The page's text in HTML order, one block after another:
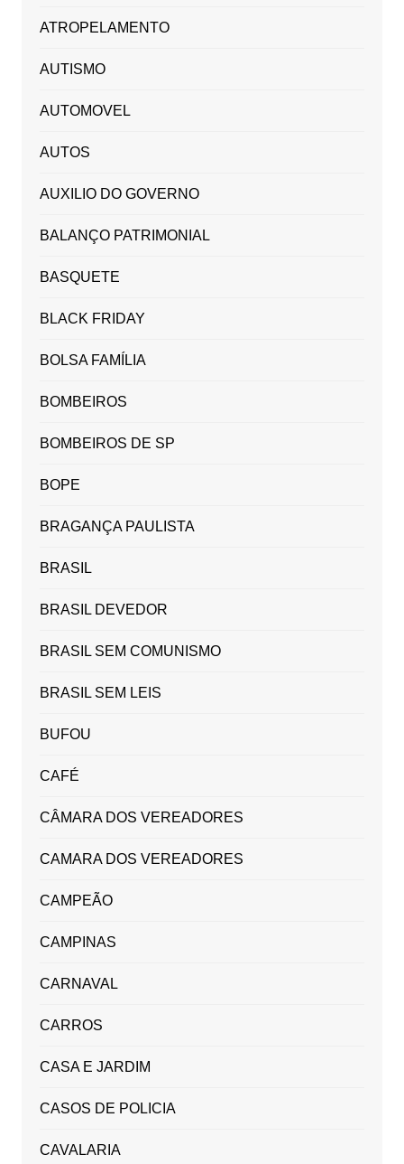
ATROPELAMENTO
AUTISMO
AUTOMOVEL
AUTOS
AUXILIO DO GOVERNO
BALANÇO PATRIMONIAL
BASQUETE
BLACK FRIDAY
BOLSA FAMÍLIA
BOMBEIROS
BOMBEIROS DE SP
BOPE
BRAGANÇA PAULISTA
BRASIL
BRASIL DEVEDOR
BRASIL SEM COMUNISMO
BRASIL SEM LEIS
BUFOU
CAFÉ
CÂMARA DOS VEREADORES
CAMARA DOS VEREADORES
CAMPEÃO
CAMPINAS
CARNAVAL
CARROS
CASA E JARDIM
CASOS DE POLICIA
CAVALARIA